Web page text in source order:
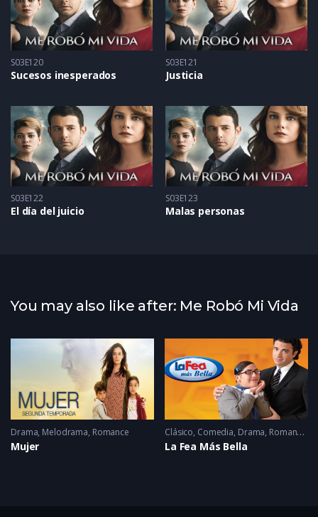
S03E120
Sucesos inesperados
S03E121
Justicia
S03E122
El día del juicio
S03E123
Malas personas
You may also like after: Me Robó Mi Vida
2023
Drama, Melodrama, Romance
Mujer
Clásico, Comedia, Drama, Romance
La Fea Más Bella